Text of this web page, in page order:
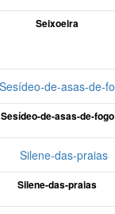
Seixoeira
Sesídeo-de-asas-de-fogo
Silene-das-praias